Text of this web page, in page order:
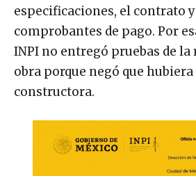
especificaciones, el contrato
comprobantes de pago. Por
INPI no entregó pruebas de
obra porque negó que
constructora.